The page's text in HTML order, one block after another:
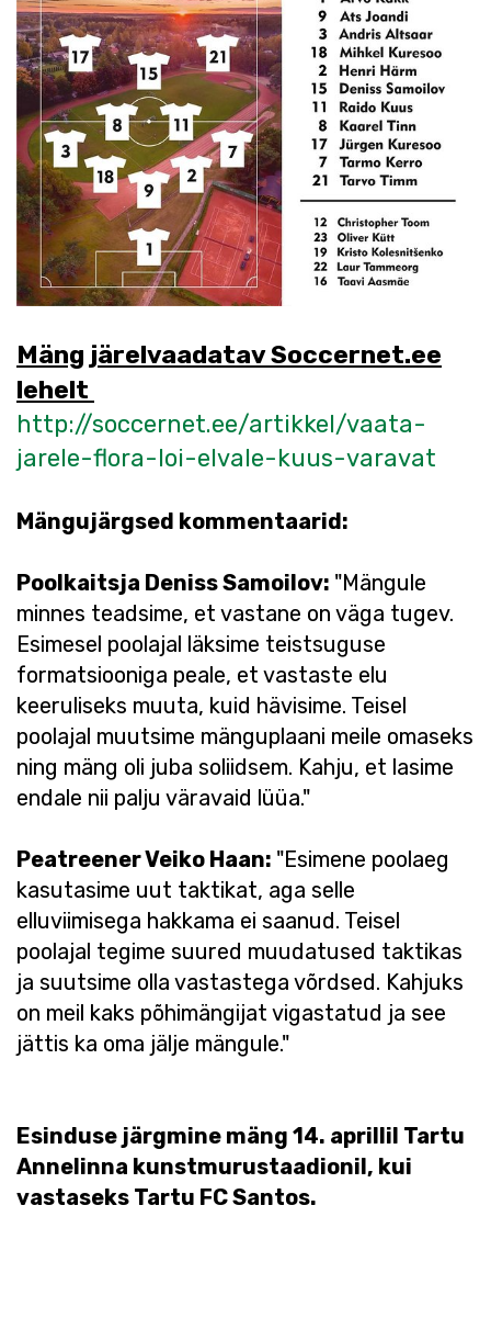
Mäng järelvaadatav Soccernet.ee
lehelt
http://soccernet.ee/artikkel/vaata-
jarele-flora-loi-elvale-kuus-varavat
Mängujärgsed kommentaarid:
Poolkaitsja Deniss Samoilov: "Mängule
minnes teadsime, et vastane on väga tugev.
Esimesel poolajal läksime teistsuguse
formatsiooniga peale, et vastaste elu
keeruliseks muuta, kuid hävisime. Teisel
poolajal muutsime mänguplaani meile omaseks
ning mäng oli juba soliidsem. Kahju, et lasime
endale nii palju väravaid lüüa."
Peatreener Veiko Haan: "Esimene poolaeg
kasutasime uut taktikat, aga selle
elluviimisega hakkama ei saanud. Teisel
poolajal tegime suured muudatused taktikas
ja suutsime olla vastastega võrdsed. Kahjuks
on meil kaks põhimängijat vigastatud ja see
jättis ka oma jälje mängule."
Esinduse järgmine mäng 14. aprillil Tartu
Annelinna kunstmurustaadionil, kui
vastaseks Tartu FC Santos.